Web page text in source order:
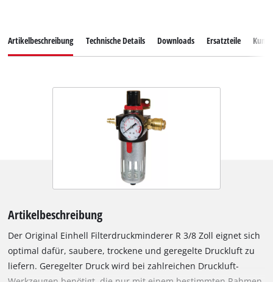
Artikelbeschreibung Technische Details Downloads Ersatzteile
Artikelbeschreibung
Der Original Einhell Filterdruckminderer R 3/8 Zoll eignet sich
optimal dafür, saubere, trockene und geregelte Druckluft zu
liefern. Geregelter Druck wird bei zahlreichen Druckluft-